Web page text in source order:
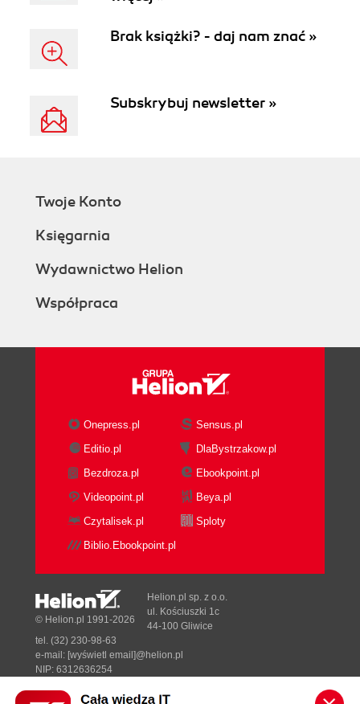
Brak książki? - daj nam znać »
Subskrybuj newsletter »
Twoje Konto
Księgarnia
Wydawnictwo Helion
Współpraca
Onepress.pl
Sensus.pl
Editio.pl
DlaBystrzakow.pl
Bezdroza.pl
Ebookpoint.pl
Videopoint.pl
Beya.pl
Czytalisek.pl
Sploty
Biblio.Ebookpoint.pl
© Helion.pl 1991-2026
Helion.pl sp. z o.o.
ul. Kościuszki 1c
44-100 Gliwice
tel. (32) 230-98-63
e-mail: [wyświetl email]@helion.pl
NIP: 6312636254